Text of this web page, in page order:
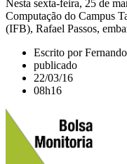
Nesta sexta-feira, 25 de
Computação do Campus
(IFB), Rafael Passos,
Escrito por
publicado
22/03/16
08h16